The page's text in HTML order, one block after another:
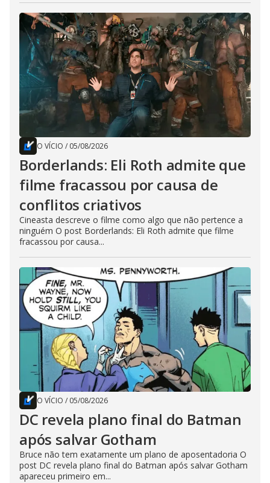
O VÍCIO / 05/08/2026
Borderlands: Eli Roth admite que
filme fracassou por causa de
conflitos criativos
Cineasta descreve o filme como algo que não pertence a
ninguém O post Borderlands: Eli Roth admite que filme
fracassou por causa...
O VÍCIO / 05/08/2026
DC revela plano final do Batman
após salvar Gotham
Bruce não tem exatamente um plano de aposentadoria O
post DC revela plano final do Batman após salvar Gotham
apareceu primeiro em...